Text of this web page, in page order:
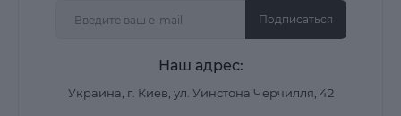
Подписаться
Наш адрес:
Украина, г. Киев, ул. Уинстона Черчилля, 42